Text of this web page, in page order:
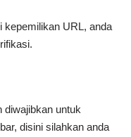
kepemilikan URL, anda
diwajibkan untuk
disini silahkan anda